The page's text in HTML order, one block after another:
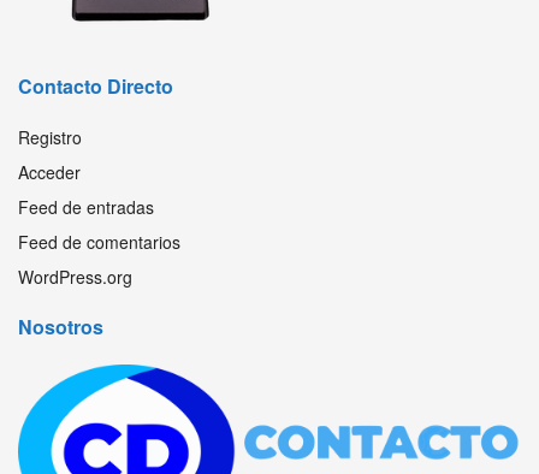
Contacto Directo
Registro
Acceder
Feed de entradas
Feed de comentarios
WordPress.org
Nosotros